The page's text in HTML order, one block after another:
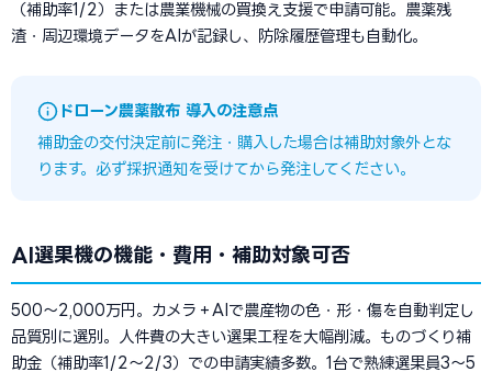
（補助率1/2）または農業機械の買換え支援で申請可能。農薬残
渣・周辺環境データをAIが記録し、防除履歴管理も自動化。
ドローン農薬散布 導入の注意点
補助金の交付決定前に発注・購入した場合は補助対象外とな
ります。必ず採択通知を受けてから発注してください。
AI選果機の機能・費用・補助対象可否
500〜2,000万円。カメラ＋AIで農産物の色・形・傷を自動判定し
品質別に選別。人件費の大きい選果工程を大幅削減。ものづくり補
助金（補助率1/2〜2/3）での申請実績多数。1台で熟練選果員3〜5